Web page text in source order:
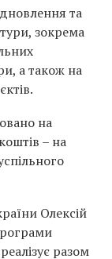
та
зокрема
а також на
на
– на
Олексій
разом